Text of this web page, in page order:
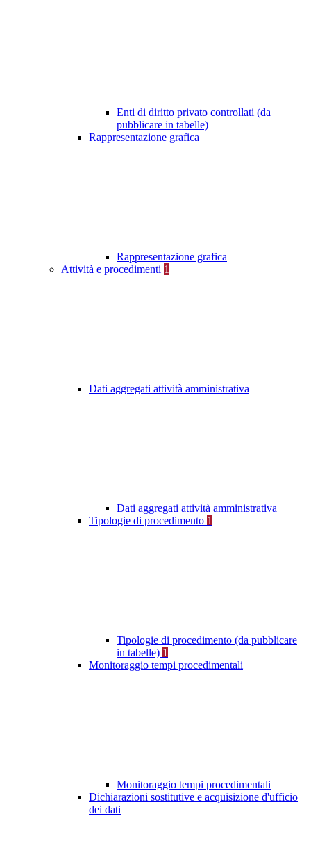
Enti di diritto privato controllati (da
pubblicare in tabelle)
Rappresentazione grafica
Rappresentazione grafica
Attività e procedimenti 1
Dati aggregati attività amministrativa
Dati aggregati attività amministrativa
Tipologie di procedimento 1
Tipologie di procedimento (da pubblicare
in tabelle) 1
Monitoraggio tempi procedimentali
Monitoraggio tempi procedimentali
Dichiarazioni sostitutive e acquisizione d'ufficio
dei dati